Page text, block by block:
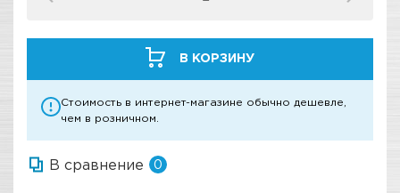
В КОРЗИНУ
Стоимость в интернет-магазине обычно дешевле,
чем в розничном.
В сравнение 0